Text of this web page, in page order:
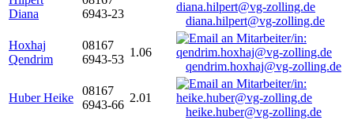
Diana
6943-23
diana.hilpert@vg-zolling.de
Hoxhaj
Qendrim
08167
6943-53
1.06
qendrim.hoxhaj@vg-zolling.de
Huber Heike
08167
6943-66
2.01
heike.huber@vg-zolling.de